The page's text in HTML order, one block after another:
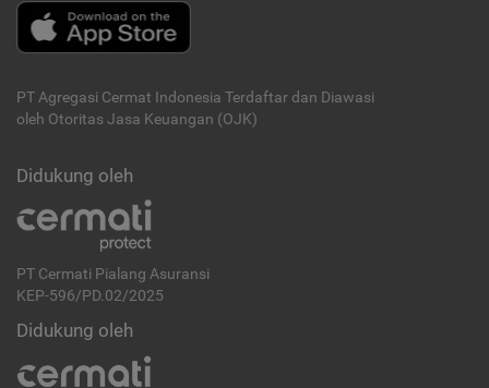
PT Agregasi Cermat Indonesia Terdaftar dan Diawasi
oleh Otoritas Jasa Keuangan (OJK)
Didukung oleh
PT Cermati Pialang Asuransi
KEP-596/PD.02/2025
Didukung oleh